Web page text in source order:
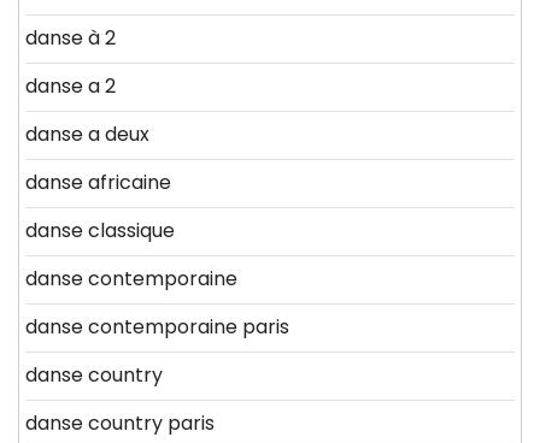
danse à 2
danse a 2
danse a deux
danse africaine
danse classique
danse contemporaine
danse contemporaine paris
danse country
danse country paris